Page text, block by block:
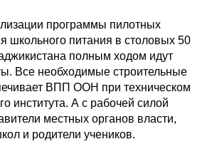
программы пилотных
школьного питания в столовых 50
полным ходом идут
Все необходимые строительные
ВПП ООН при техническом
института. А с рабочей силой
местных органов власти,
и родители учеников.